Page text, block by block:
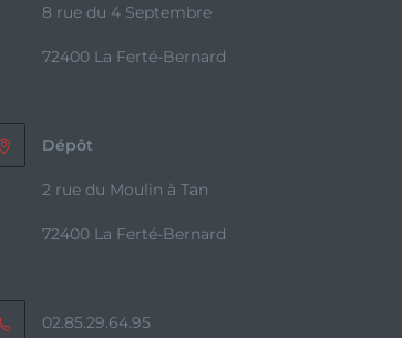
8 rue du 4 Septembre
72400 La Ferté-Bernard
Dépôt
2 rue du Moulin à Tan
72400 La Ferté-Bernard
02.85.29.64.95